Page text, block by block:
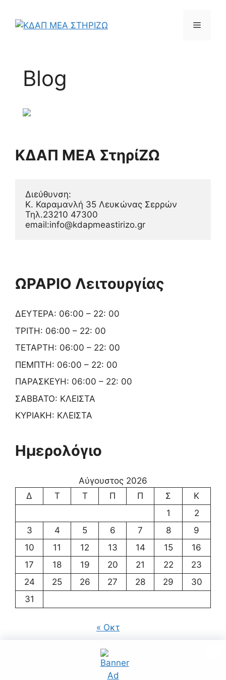
περιεχόμενο
Μενού
Blog
ΚΔΑΠ ΜΕΑ ΣτηρίΖΩ
Διεύθυνση:
Κ. Καραμανλή 35 Λευκώνας Σερρών
Τηλ.23210 47300
email:info@kdapmeastirizo.gr
ΩΡΑΡΙΟ Λειτουργίας
ΔΕΥΤΕΡΑ: 06:00 – 22: 00
ΤΡΙΤΗ: 06:00 – 22: 00
ΤΕΤΑΡΤΗ: 06:00 – 22: 00
ΠΕΜΠΤΗ: 06:00 – 22: 00
ΠΑΡΑΣΚΕΥΗ: 06:00 – 22: 00
ΣΑΒΒΑΤΟ: ΚΛΕΙΣΤΑ
ΚΥΡΙΑΚΗ: ΚΛΕΙΣΤΑ
Ημερολόγιο
Αύγουστος 2026
Δ
Τ Τ Π Π Σ
Κ
1
2
3
4 5 6 7 8
9
10
11 12 13 14 15
16
17
18 19 20 21 22
23
24
25 26 27 28 29
30
31
« Οκτ
© 2026 ΚΔΑΠ ΜΕΑ ΣΤΗΡΙΖΩ
GeneratePress